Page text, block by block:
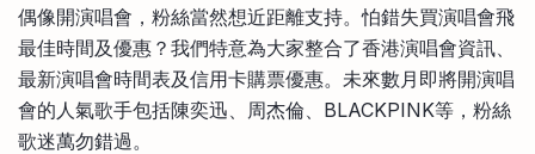
比較定存利率
信用卡
比較各種最優惠信用卡
手機App與理財資訊
商業解決方案
偶像開演唱會，粉絲當然想近距離支持。怕錯失買演唱會飛
最佳時間及優惠？我們特意為大家整合了香港演唱會資訊、
最新演唱會時間表及信用卡購票優惠。未來數月即將開演唱
會的人氣歌手包括陳奕迅、周杰倫、BLACKPINK等，粉絲
歌迷萬勿錯過。